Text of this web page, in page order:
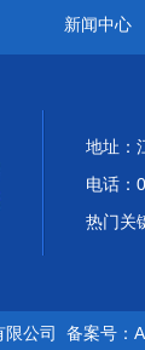
新闻中心
地址：
电话：
热门关
限公司 备案号：